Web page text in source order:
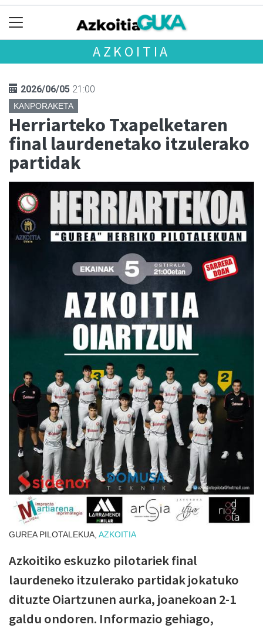
AZKOITIA
2026/06/05 21:00
KANPORAKETA
Herriarteko Txapelketaren
final laurdenetako itzulerako
partidak
GUREA PILOTALEKUA, AZKOITIA
Azkoitiko eskuzko pilotariek final
laurdeneko itzulerako partidak jokatuko
dituzte Oiartzunen aurka, joanekoan 2-1
galdu ondoren. Informazio gehiago,